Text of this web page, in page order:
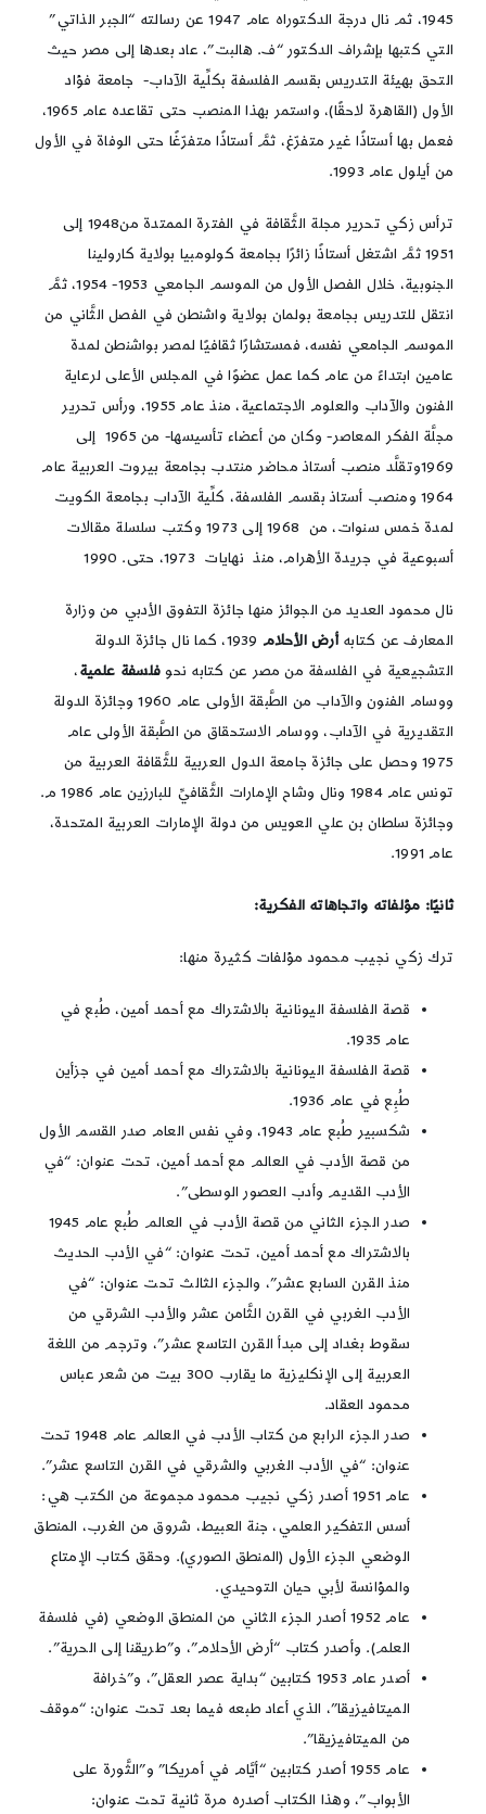
1945، ثم نال درجة الدكتوراه عام 1947 عن رسالته “الجبر الذاتي”
التي كتبها بإشراف الدكتور “ف. هالبت”، عاد بعدها إلى مصر حيث
التحق بهيئة التدريس بقسم الفلسفة بكلِّية الآداب- جامعة فؤاد
الأول (القاهرة لاحقًا)، واستمر بهذا المنصب حتى تقاعده عام 1965،
فعمل بها أستاذًا غير متفرّغ، ثمَّ أستاذًا متفرّغًا حتى الوفاة في الأول
من أيلول عام 1993.
ترأس زكي تحرير مجلة الثَّقافة في الفترة الممتدة من1948 إلى
1951 ثمَّ اشتغل أستاذًا زائرًا بجامعة كولومبيا بولاية كارولينا
الجنوبية، خلال الفصل الأول من الموسم الجامعي 1953- 1954، ثمَّ
انتقل للتدريس بجامعة بولمان بولاية واشنطن في الفصل الثَّاني من
الموسم الجامعي نفسه، فمستشارًا ثقافيًا لمصر بواشنطن لمدة
عامين ابتداءً من عام كما عمل عضوًا في المجلس الأعلى لرعاية
الفنون والآداب والعلوم الاجتماعية، منذ عام 1955، ورأس تحرير
مجلَّة الفكر المعاصر- وكان من أعضاء تأسيسها- من 1965 إلى
1969وتقلَّد منصب أستاذ محاضر منتدب بجامعة بيروت العربية عام
1964 ومنصب أستاذ بقسم الفلسفة، كلِّية الآداب بجامعة الكويت
لمدة خمس سنوات، من 1968 إلى 1973 وكتب سلسلة مقالات
أسبوعية في جريدة الأهرام، منذ نهايات 1973، حتى. 1990
نال محمود العديد من الجوائز منها جائزة التفوق الأدبي من وزارة
المعارف عن كتابهأرض الأحلام
1939، كما نال جائزة الدولة
التشجيعية في الفلسفة من مصر عن كتابه نحو فلسفة علمية،
ووسام الفنون والآداب من الطَّبقة الأولى عام 1960 وجائزة الدولة
التقديرية في الآداب، ووسام الاستحقاق من الطَّبقة الأولى عام
1975 وحصل على جائزة جامعة الدول العربية للثَّقافة العربية من
تونس عام 1984 ونال وشاح الإمارات الثَّقافيِّ للبارزين عام 1986 م.
وجائزة سلطان بن علي العويس من دولة الإمارات العربية المتحدة،
عام 1991.
ثانيًا: مؤلفاته واتجاهاته الفكرية:
ترك زكي نجيب محمود مؤلفات كثيرة منها:
قصة الفلسفة اليونانية بالاشتراك مع أحمد أمين، طُبع في
عام 1935.
قصة الفلسفة اليونانية بالاشتراك مع أحمد أمين في جزأين
طُبِع في عام 1936.
شكسبير طُبع عام 1943، وفي نفس العام صدر القسم الأول
من قصة الأدب في العالم مع أحمد أمين، تحت عنوان: “في
الأدب القديم وأدب العصور الوسطى”.
صدر الجزء الثاني من قصة الأدب في العالم طُبع عام 1945
بالاشتراك مع أحمد أمين، تحت عنوان: “في الأدب الحديث
منذ القرن السابع عشر”، والجزء الثالث تحت عنوان: “في
الأدب الغربي في القرن الثَّامن عشر والأدب الشرقي من
سقوط بغداد إلى مبدأ القرن التاسع عشر”، وترجم من اللغة
العربية إلى الإنكليزية ما يقارب 300 بيت من شعر عباس
محمود العقاد.
صدر الجزء الرابع من كتاب الأدب في العالم عام 1948 تحت
عنوان: “في الأدب الغربي والشرقي في القرن التاسع عشر”.
عام 1951 أصدر زكي نجيب محمود مجموعة من الكتب هي:
أسس التفكير العلمي، جنة العبيط، شروق من الغرب، المنطق
الوضعي الجزء الأول (المنطق الصوري). وحقق كتاب الإمتاع
والمؤانسة لأبي حيان التوحيدي.
عام 1952 أصدر الجزء الثاني من المنطق الوضعي (في فلسفة
العلم). وأصدر كتاب “أرض الأحلام”، و”طريقنا إلى الحرية”.
أصدر عام 1953 كتابين “بداية عصر العقل”، و”خرافة
الميتافيزيقا”، الذي أعاد طبعه فيما بعد تحت عنوان: “موقف
من الميتافيزيقا”.
عام 1955 أصدر كتابين “أيَّام في أمريكا” و”الثَّورة على
الأبواب”، وهذا الكتاب أصدره مرة ثانية تحت عنوان: